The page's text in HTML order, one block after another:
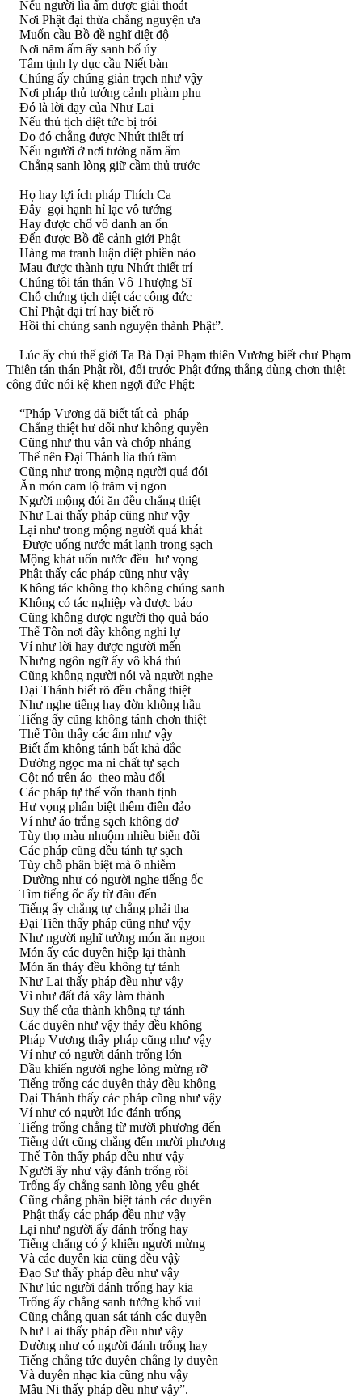
Nếu người lìa ấm được giải thoát
Nơi Phật đại thừa chẳng nguyện ưa
Muốn cầu Bồ đề nghĩ diệt độ
Nơi năm ấm ấy sanh bố úy
Tâm tịnh ly dục cầu Niết bàn
Chúng ấy chúng giản trạch như vậy
Nơi pháp thủ tướng cảnh phàm phu
Ðó là lời dạy của Như Lai
Nếu thủ tịch diệt tức bị trói
Do đó chẳng được Nhứt thiết trí
Nếu người ở nơi tướng năm ấm
Chẳng sanh lòng giữ cầm thủ trước
Họ hay lợi ích pháp Thích Ca
Ðây gọi hạnh hỉ lạc vô tướng
Hay được chổ vô danh an ổn
Ðến được Bồ đề cảnh giới Phật
Hàng ma tranh luận diệt phiền nảo
Mau được thành tựu Nhứt thiết trí
Chúng tôi tán thán Vô Thượng Sĩ
Chỗ chứng tịch diệt các công đức
Chỉ Phật đại trí hay biết rõ
Hồi thí chúng sanh nguyện thành Phật”.
Lúc ấy chủ thế giới Ta Bà Ðại Phạm thiên Vương biết chư Phạm
Thiên tán thán Phật rồi, đối trước Phật đứng thẳng dùng chơn thiệt
công đức nói kệ khen ngợi đức Phật:
“Pháp Vương đã biết tất cả pháp
Chẳng thiệt hư dối như không quyền
Cũng như thu vân và chớp nháng
Thế nên Ðại Thánh lìa thủ tâm
Cũng như trong mộng người quá đói
Ăn món cam lộ trăm vị ngon
Người mộng đói ăn đều chẳng thiệt
Như Lai thấy pháp cũng như vậy
Lại như trong mộng người quá khát
Ðược uống nước mát lạnh trong sạch
Mộng khát uốn nước đều hư vọng
Phật thấy các pháp cũng như vậy
Không tác không thọ không chúng sanh
Không có tác nghiệp và được báo
Cũng không được người thọ quả báo
Thế Tôn nơi đây không nghi lự
Ví như lời hay được người mến
Nhưng ngôn ngữ ấy vô khả thủ
Cũng không người nói và người nghe
Ðại Thánh biết rõ đều chẳng thiệt
Như nghe tiếng hay đờn không hầu
Tiếng ấy cũng không tánh chơn thiệt
Thế Tôn thấy các ấm như vậy
Biết ấm không tánh bất khả đắc
Dường ngọc ma ni chất tự sạch
Cột nó trên áo theo màu đổi
Các pháp tự thể vốn thanh tịnh
Hư vọng phân biệt thêm điên đảo
Ví như áo trắng sạch không dơ
Tùy thọ màu nhuộm nhiều biến đổi
Các pháp cũng đều tánh tự sạch
Tùy chỗ phân biệt mà ô nhiễm
Dường như có người nghe tiếng ốc
Tìm tiếng ốc ấy từ đâu đến
Tiếng ấy chẳng tự chẳng phải tha
Ðại Tiên thấy pháp cũng như vậy
Như người nghĩ tưởng món ăn ngon
Món ấy các duyên hiệp lại thành
Món ăn thảy đều không tự tánh
Như Lai thấy pháp đều như vậy
Vì như đất đá xây làm thành
Suy thể của thành không tự tánh
Các duyên như vậy thảy đều không
Pháp Vương thấy pháp cũng như vậy
Ví như có người đánh trống lớn
Dầu khiến người nghe lòng mừng rỡ
Tiếng trống các duyên thảy đều không
Ðại Thánh thấy các pháp cũng như vậy
Ví như có người lúc đánh trống
Tiếng trống chẳng từ mười phương đến
Tiếng dứt cũng chẳng đến mười phương
Thế Tôn thấy pháp đều như vậy
Người ấy như vậy đánh trống rồi
Trống ấy chẳng sanh lòng yêu ghét
Cũng chẳng phân biệt tánh các duyên
Phật thấy các pháp đều như vậy
Lại như người ấy đánh trống hay
Tiếng chẳng có ý khiến người mừng
Và các duyên kia cũng đều vậỳ
Ðạo Sư thấy pháp đều như vậy
Như lúc người đánh trống hay kia
Trống ấy chẳng sanh tưởng khổ vui
Cũng chẳng quan sát tánh các duyên
Như Lai thấy pháp đều như vậy
Dường như có người đánh trống hay
Tiếng chẳng tức duyên chẳng ly duyên
Và duyên nhạc kia cũng nhu vậy
Mâu Ni thấy pháp đều như vậy”.